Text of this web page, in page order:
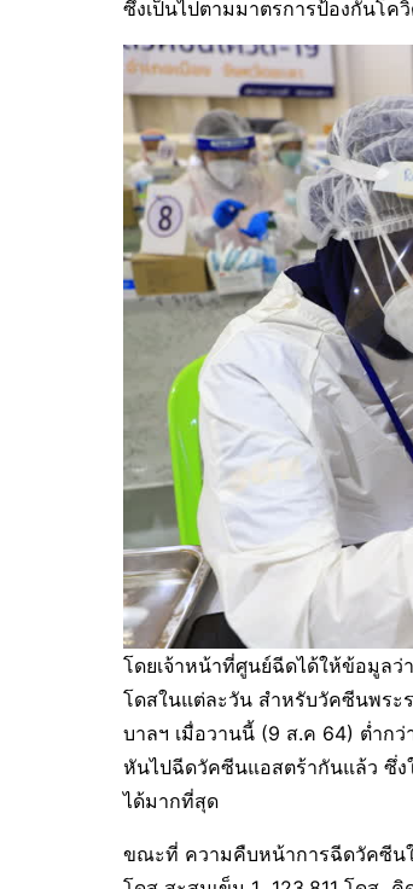
ซึ่งเป็นไปตามมาตรการป้องกันโ
โดยเจ้าหน้าที่ศูนย์ฉีดได้ให้ข้อมูล
โดสในแต่ละวัน สำหรับวัคซีนพระ
บาลฯ เมื่อวานนี้ (9 ส.ค 64) ต่ำก
หันไปฉีดวัคซีนแอสตร้ากันแล้ว ซึ่ง
ได้มากที่สุด
ขณะที่ ความคืบหน้าการฉีดวัคซีน